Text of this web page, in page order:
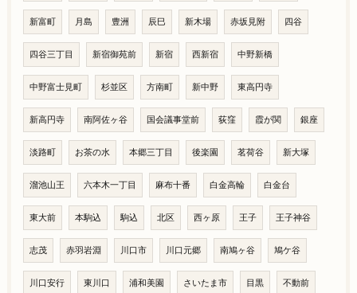
新富町 月島 豊洲 辰巳 新木場 赤坂見附 四谷
四谷三丁目 新宿御苑前 新宿 西新宿 中野新橋
中野富士見町 杉並区 方南町 新中野 東高円寺
新高円寺 南阿佐ヶ谷 国会議事堂前 荻窪 霞が関 銀座
淡路町 お茶の水 本郷三丁目 後楽園 茗荷谷 新大塚
溜池山王 六本木一丁目 麻布十番 白金高輪 白金台
東大前 本駒込 駒込 北区 西ヶ原 王子 王子神谷
志茂 赤羽岩淵 川口市 川口元郷 南鳩ヶ谷 鳩ケ谷
川口安行 東川口 浦和美園 さいたま市 目黒 不動前